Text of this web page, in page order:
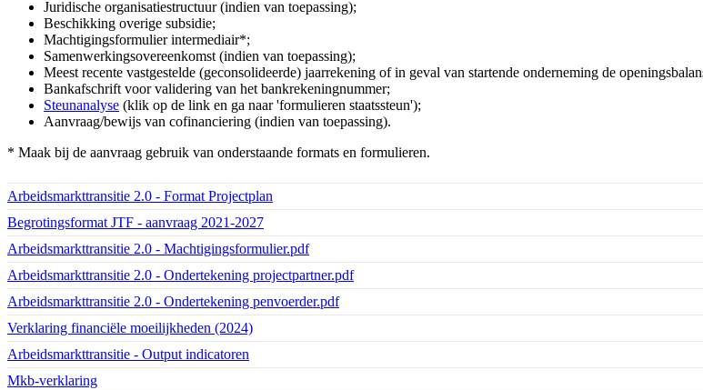
Juridische organisatiestructuur (indien van toepassing);
Beschikking overige subsidie;
Machtigingsformulier intermediair*;
Samenwerkingsovereenkomst (indien van toepassing);
Meest recente vastgestelde (geconsolideerde) jaarrekening of in geval van startende onderneming de
Bankafschrift voor validering van het bankrekeningnummer;
Steunanalyse (klik op de link en ga naar 'formulieren staatssteun');
Aanvraag/bewijs van cofinanciering (indien van toepassing).
* Maak bij de aanvraag gebruik van onderstaande formats en formulieren.
Download bestand:
Arbeidsmarkttransitie 2.0 - Format Projectplan
Download bestand:
Begrotingsformat JTF - aanvraag 2021-2027
Download bestand:
Arbeidsmarkttransitie 2.0 - Machtigingsformulier.pdf(PDF)
Download bestand:
Arbeidsmarkttransitie 2.0 - Ondertekening projectpartner.pdf(PDF)
Download bestand:
Arbeidsmarkttransitie 2.0 - Ondertekening penvoerder.pdf(PDF)
Download bestand:
Verklaring financiële moeilijkheden (2024)
Download bestand:
Arbeidsmarkttransitie - Output indicatoren
Download bestand:
Mkb-verklaring